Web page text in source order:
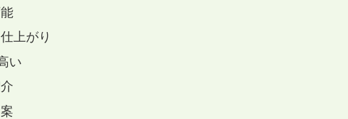
上がり
い